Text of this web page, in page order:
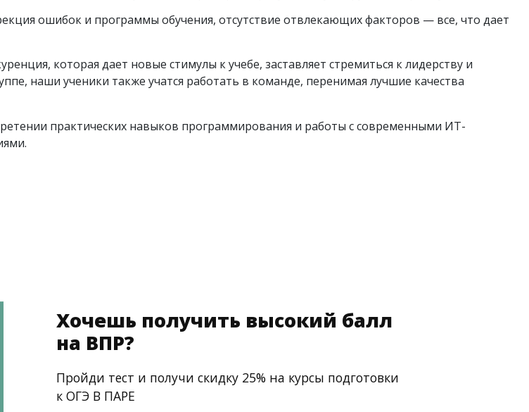
ошибок и программы обучения, отсутствие отвлекающих факторов — все, что дает
которая дает новые стимулы к учебе, заставляет стремиться к лидерству и
наши ученики также учатся работать в команде, перенимая лучшие качества
практических навыков программирования и работы с современными ИТ-
Хочешь получить высокий балл
на ВПР?
Пройди тест и получи скидку 25% на курсы подготовки
к ОГЭ В ПАРЕ